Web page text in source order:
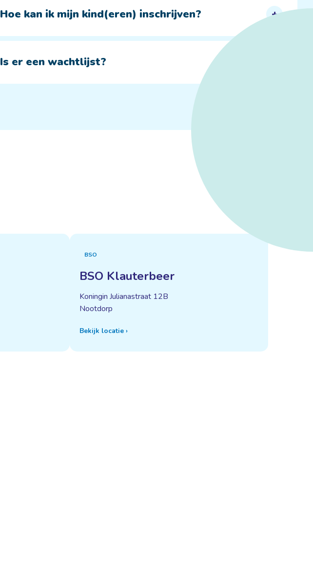
Hoe kan ik mijn kind(eren) inschrijven?
Is er een wachtlijst?
BSO
BSO Klauterbeer
Koningin Julianastraat 12B
Nootdorp
Bekijk locatie ›